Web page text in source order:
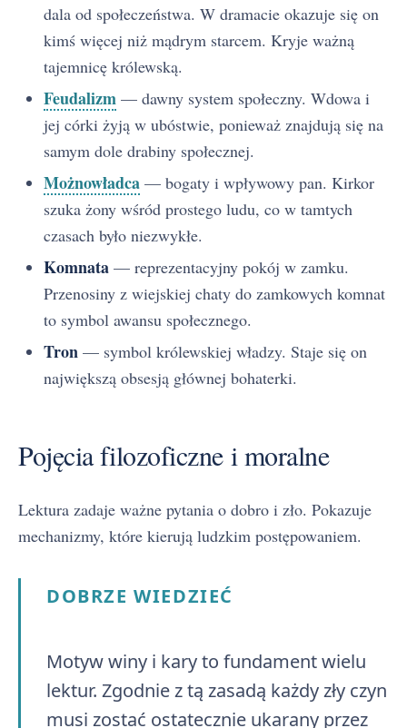
dala od społeczeństwa. W dramacie okazuje się on
kimś więcej niż mądrym starcem. Kryje ważną
tajemnicę królewską.
Feudalizm — dawny system społeczny. Wdowa i
jej córki żyją w ubóstwie, ponieważ znajdują się na
samym dole drabiny społecznej.
Możnowładca — bogaty i wpływowy pan. Kirkor
szuka żony wśród prostego ludu, co w tamtych
czasach było niezwykłe.
Komnata — reprezentacyjny pokój w zamku.
Przenosiny z wiejskiej chaty do zamkowych komnat
to symbol awansu społecznego.
Tron — symbol królewskiej władzy. Staje się on
największą obsesją głównej bohaterki.
Pojęcia filozoficzne i moralne
Lektura zadaje ważne pytania o dobro i zło. Pokazuje
mechanizmy, które kierują ludzkim postępowaniem.
DOBRZE WIEDZIEĆ
Motyw winy i kary to fundament wielu
lektur. Zgodnie z tą zasadą każdy zły czyn
musi zostać ostatecznie ukarany przez